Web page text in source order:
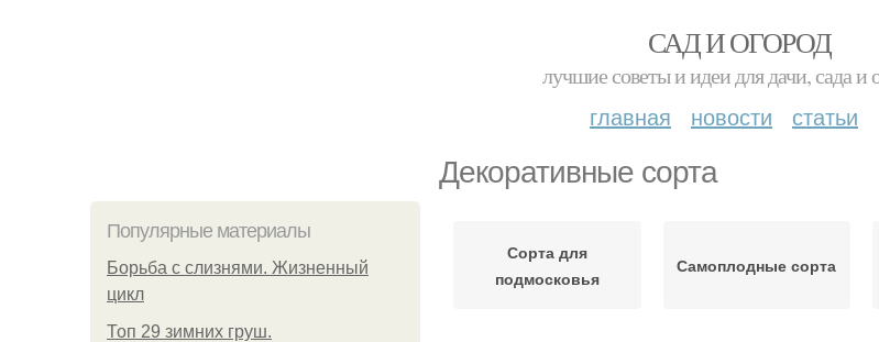
САД И ОГОРОД
лучшие советы и идеи для дачи, сада и
главная новости статьи
Декоративные сорта
Популярные материалы
Борьба с слизнями. Жизненный
цикл
Топ 29 зимних груш.
Сорта для
подмосковья
Самоплодные сорта